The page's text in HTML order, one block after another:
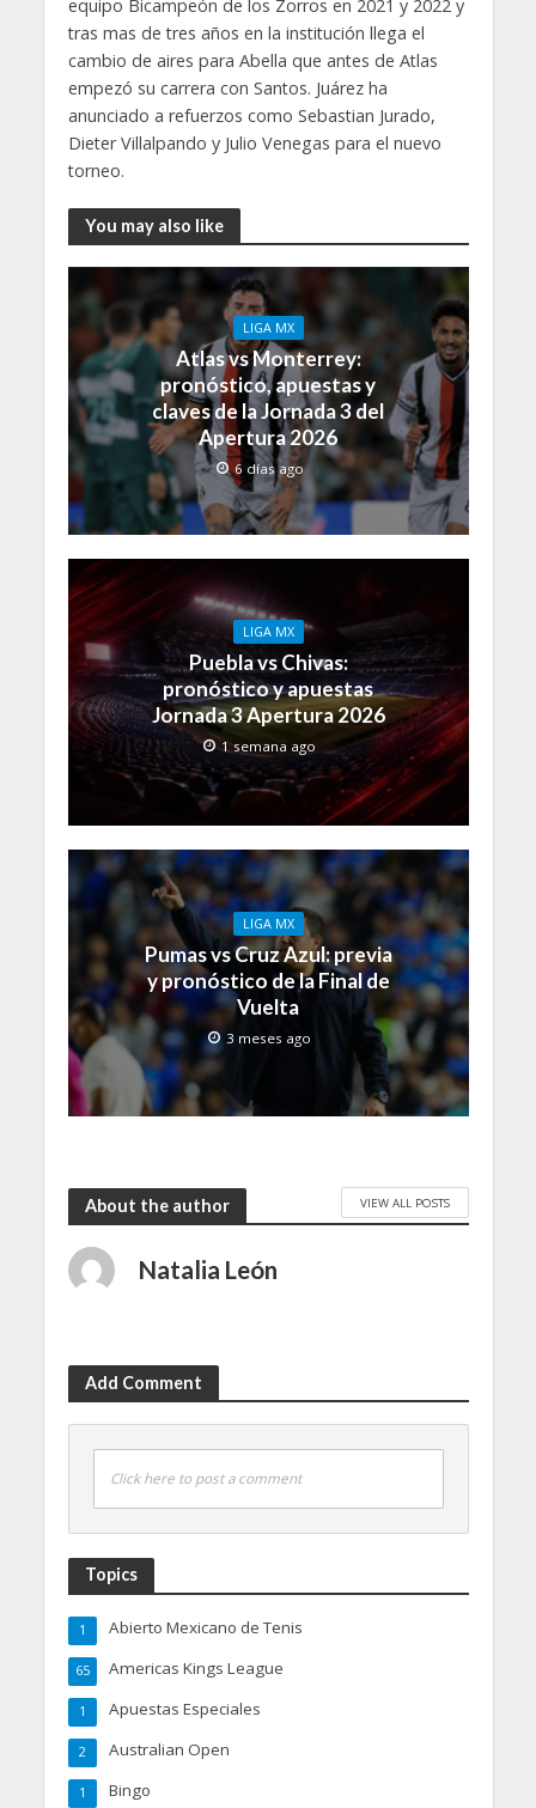
equipo Bicampeón de los Zorros en 2021 y 2022 y
tras mas de tres años en la institución llega el
cambio de aires para Abella que antes de Atlas
empezó su carrera con Santos. Juárez ha
anunciado a refuerzos como Sebastian Jurado,
Dieter Villalpando y Julio Venegas para el nuevo
torneo.
You may also like
LIGA MX
Atlas vs Monterrey:
pronóstico, apuestas y
claves de la Jornada 3 del
Apertura 2026
6 días ago
LIGA MX
Puebla vs Chivas:
pronóstico y apuestas
Jornada 3 Apertura 2026
1 semana ago
LIGA MX
Pumas vs Cruz Azul: previa
y pronóstico de la Final de
Vuelta
3 meses ago
About the author VIEW ALL POSTS
Natalia León
Add Comment
Click here to post a comment
Topics
Abierto Mexicano de Tenis
1
Americas Kings League
65
Apuestas Especiales
1
Australian Open
2
Bingo
1